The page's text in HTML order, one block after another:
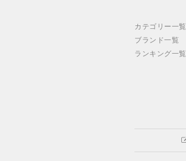
カテゴリー一覧
ブランド一覧
ランキング一覧